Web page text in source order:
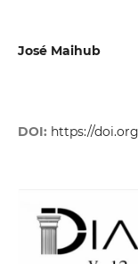
José Maihub
DOI: https://